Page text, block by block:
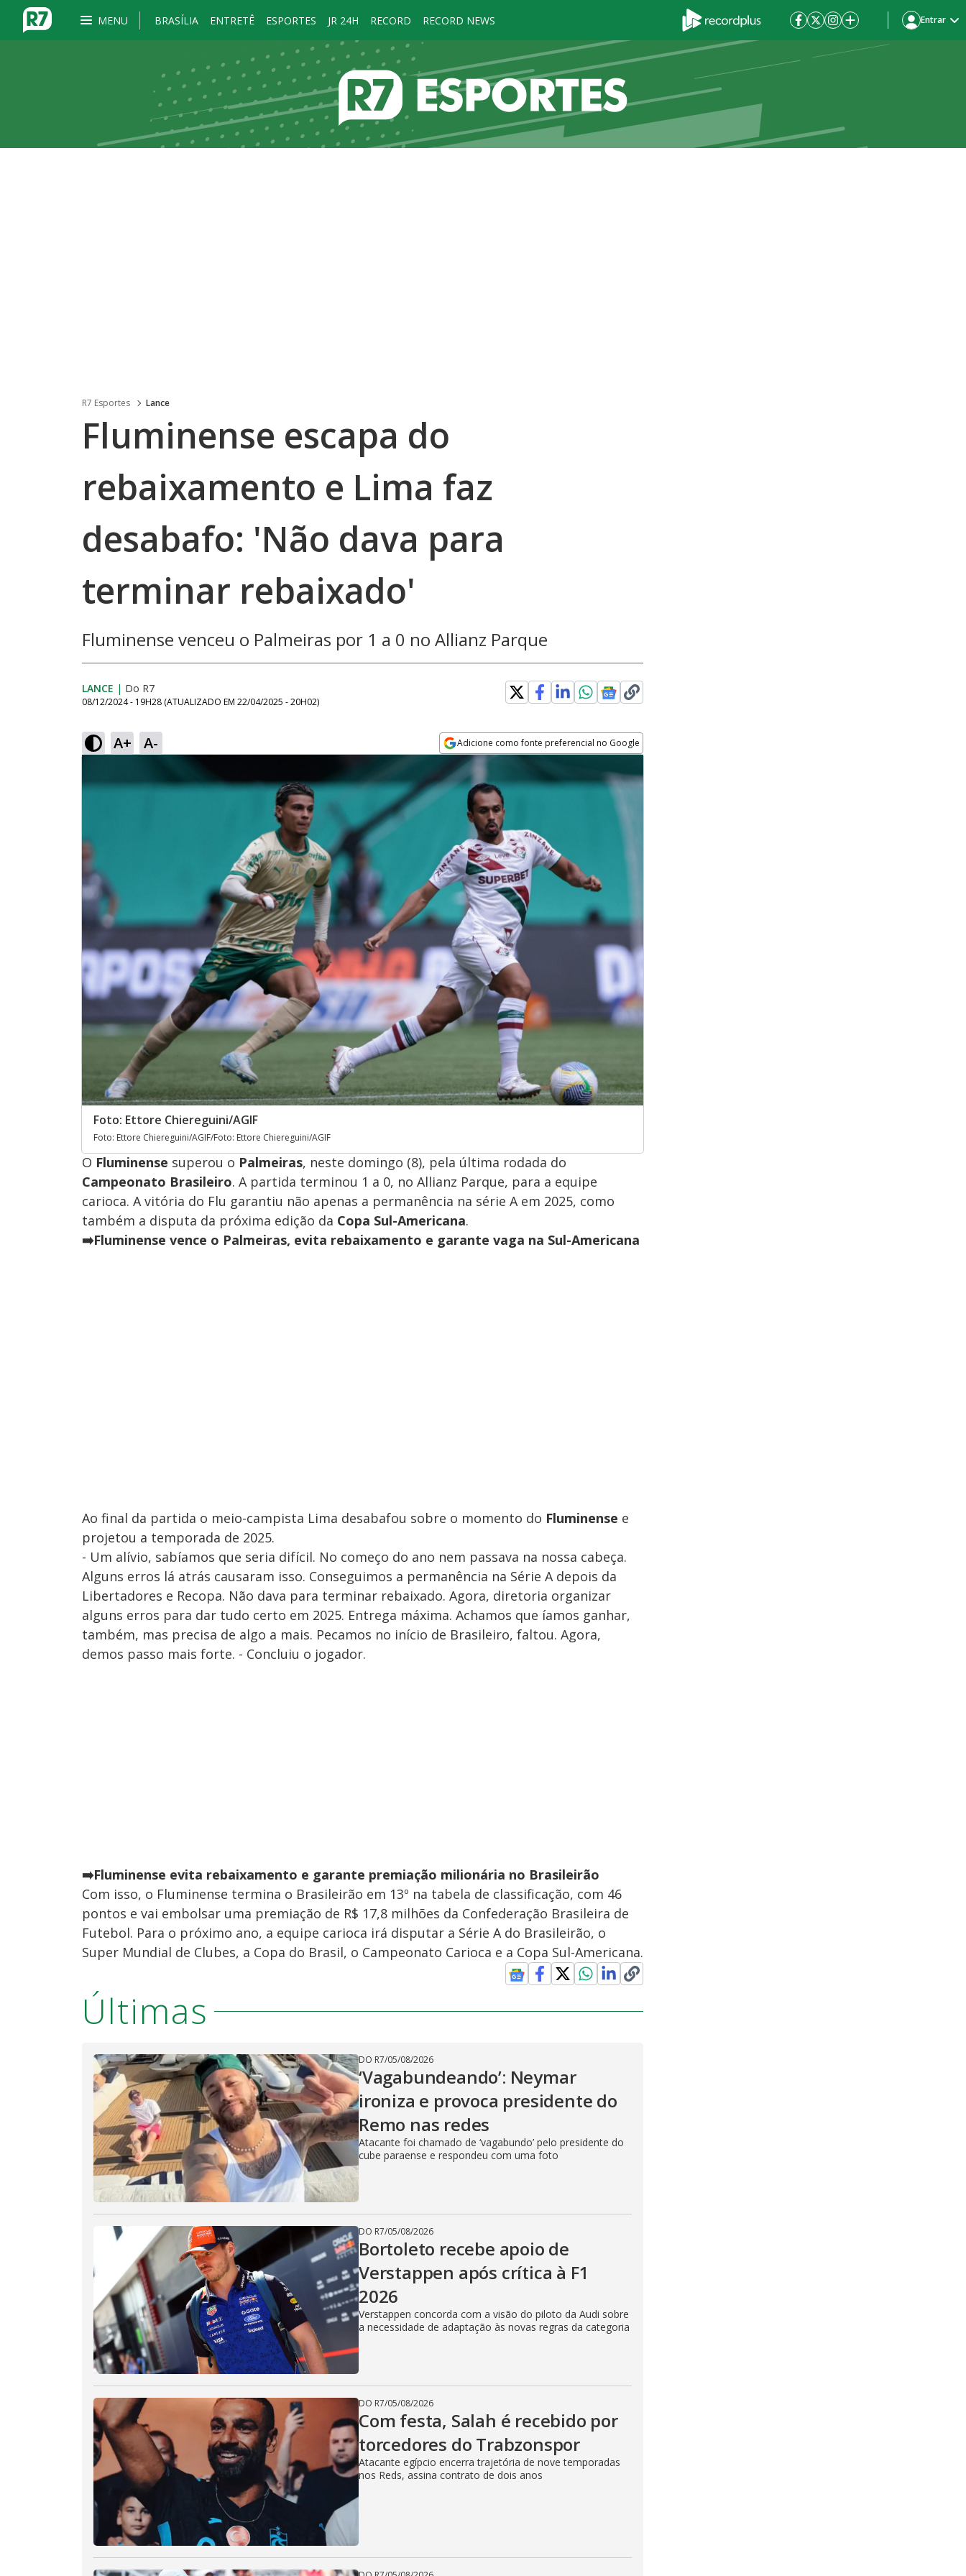
MENU BRASÍLIA ENTRETÊ ESPORTES JR 24H RECORD RECORD NEWS Entrar
R7 Esportes Lance
Fluminense escapa do
rebaixamento e Lima faz
desabafo: 'Não dava para
terminar rebaixado'
Fluminense venceu o Palmeiras por 1 a 0 no Allianz Parque
LANCE | Do R7
08/12/2024 - 19H28 (ATUALIZADO EM 22/04/2025 - 20H02)
A+ A- Adicione como fonte preferencial no Google
Opens in new window
Foto: Ettore Chiereguini/AGIF
Foto: Ettore Chiereguini/AGIF/Foto: Ettore Chiereguini/AGIF
O Fluminense superou o Palmeiras, neste domingo (8), pela última rodada do
Campeonato Brasileiro. A partida terminou 1 a 0, no Allianz Parque, para a equipe
carioca. A vitória do Flu garantiu não apenas a permanência na série A em 2025, como
também a disputa da próxima edição da Copa Sul-Americana.
➡️Fluminense vence o Palmeiras, evita rebaixamento e garante vaga na Sul-Americana
Ao final da partida o meio-campista Lima desabafou sobre o momento do Fluminense e
projetou a temporada de 2025.
- Um alívio, sabíamos que seria difícil. No começo do ano nem passava na nossa cabeça.
Alguns erros lá atrás causaram isso. Conseguimos a permanência na Série A depois da
Libertadores e Recopa. Não dava para terminar rebaixado. Agora, diretoria organizar
alguns erros para dar tudo certo em 2025. Entrega máxima. Achamos que íamos ganhar,
também, mas precisa de algo a mais. Pecamos no início de Brasileiro, faltou. Agora,
demos passo mais forte. - Concluiu o jogador.
➡️Fluminense evita rebaixamento e garante premiação milionária no Brasileirão
Com isso, o Fluminense termina o Brasileirão em 13º na tabela de classificação, com 46
pontos e vai embolsar uma premiação de R$ 17,8 milhões da Confederação Brasileira de
Futebol. Para o próximo ano, a equipe carioca irá disputar a Série A do Brasileirão, o
Super Mundial de Clubes, a Copa do Brasil, o Campeonato Carioca e a Copa Sul-Americana.
Últimas
DO R7/05/08/2026
‘Vagabundeando’: Neymar
ironiza e provoca presidente do
Remo nas redes
Atacante foi chamado de ‘vagabundo’ pelo presidente do
cube paraense e respondeu com uma foto
DO R7/05/08/2026
Bortoleto recebe apoio de
Verstappen após crítica à F1
2026
Verstappen concorda com a visão do piloto da Audi sobre
a necessidade de adaptação às novas regras da categoria
DO R7/05/08/2026
Com festa, Salah é recebido por
torcedores do Trabzonspor
Atacante egípcio encerra trajetória de nove temporadas
nos Reds, assina contrato de dois anos